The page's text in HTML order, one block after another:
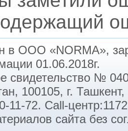
в ООО «NORMA»,
01.06.2018г.
свидетельство №
100105, г.
11-72. Call-
сайта без